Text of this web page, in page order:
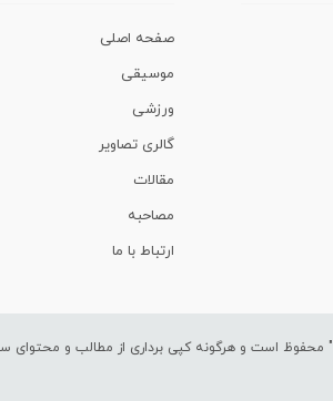
صفحه اصلی
موسیقی
ورزشی
گالری تصاویر
مقالات
مصاحبه
ارتباط با ما
" محفوظ است و هرگونه کپی برداری از مطالب و محتوای